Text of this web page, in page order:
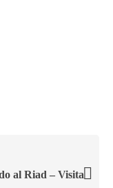
al Riad – Visita